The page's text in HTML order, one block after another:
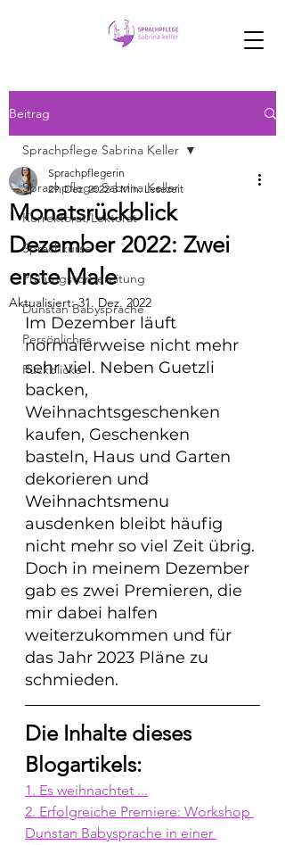
Beitrag
Sprachpflege Sabrina Keller
Korrektorat/Lektorat
Sprachkurse
Prüfungsvorbereitung
Dunstan Babysprache
Persönliches
Rückblicke
Sprachpflege Sabrina Keller
Monatsrückblick
Dezember 2022: Zwei
erste Male
Sprachpflegerin
29. Dez. 2022 3 Min. Lesezeit
Aktualisiert:31. Dez. 2022
Im Dezember läuft
normalerweise nicht mehr
sehr viel. Neben Guetzli
backen,
Weihnachtsgeschenken
kaufen, Geschenken
basteln, Haus und Garten
dekorieren und
Weihnachtsmenu
ausdenken bleibt häufig
nicht mehr so viel Zeit übrig.
Doch in meinem Dezember
gab es zwei Premieren, die
mir dabei halfen
weiterzukommen und für
das Jahr 2023 Pläne zu
schmieden.
Die Inhalte dieses
Blogartikels:
1. Es weihnachtet ...
2. Erfolgreiche Premiere: Workshop
Dunstan Babysprache in einer